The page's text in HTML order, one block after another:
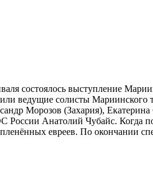
состоялось выступление
ведущие солисты Мариинского
Морозов (Захария),
Анатолий Чубайс. Когда
евреев. По окончании